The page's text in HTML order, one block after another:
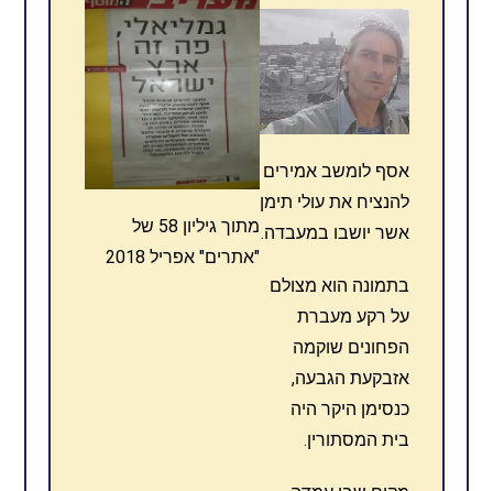
אסף לומשב אמירים
להנציח את עולי תימן
אשר יושבו במעבדה.
בתמונה הוא מצולם
על רקע מעברת
הפחונים שוקמה
אזבקעת הגבעה,
כנסימן היקר היה
בית המסתורין.
מתוך גיליון 58 של
"אתרים" אפריל 2018